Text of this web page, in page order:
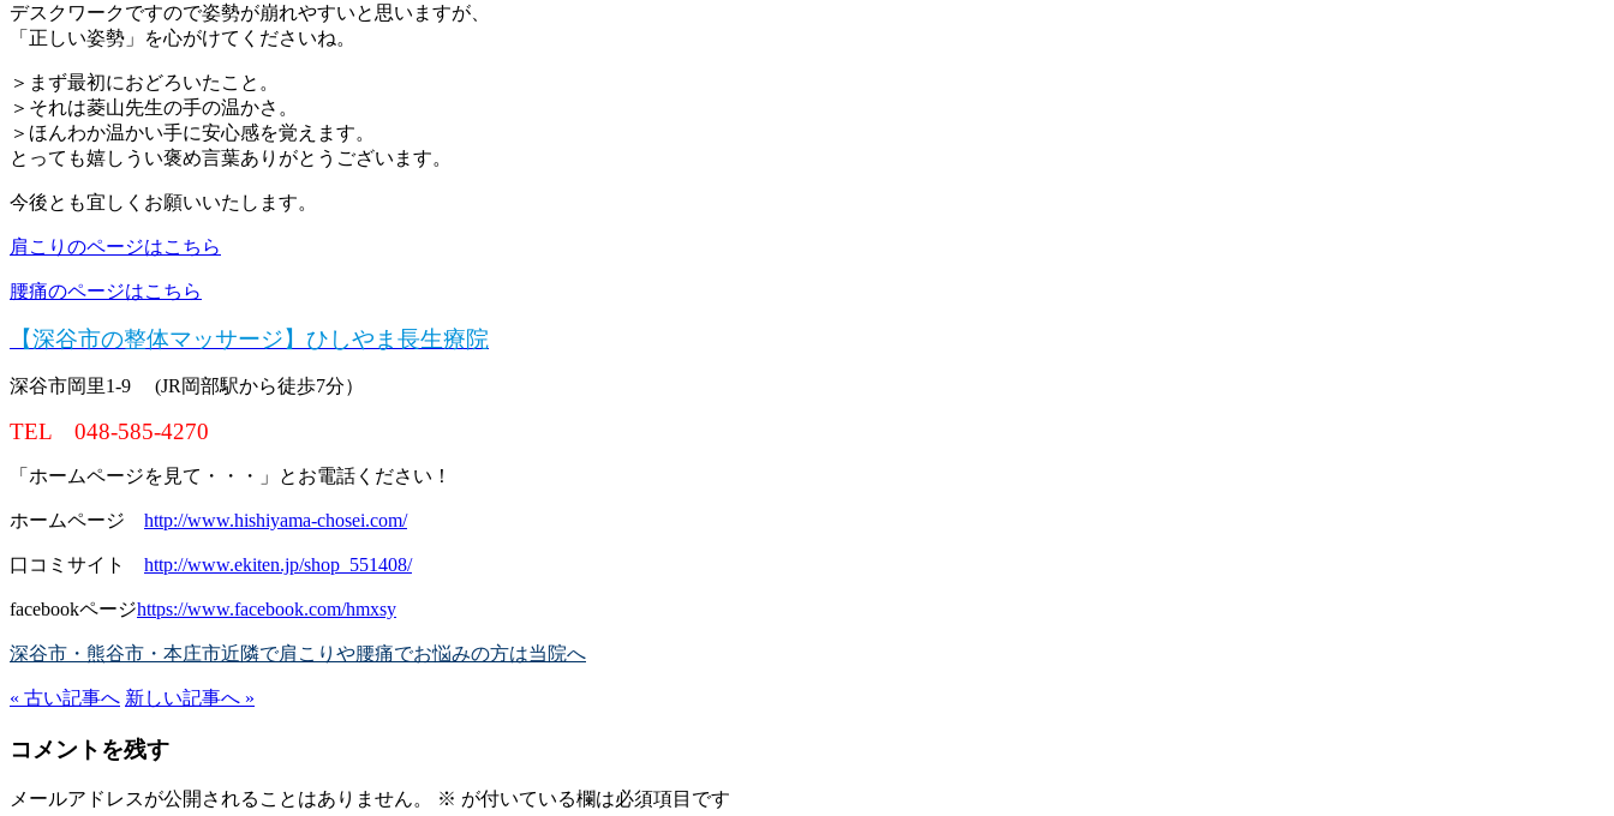
デスクワークですので姿勢が崩れやすいと思いますが、
「正しい姿勢」を心がけてくださいね。
＞まず最初におどろいたこと。
＞それは菱山先生の手の温かさ。
＞ほんわか温かい手に安心感を覚えます。
とっても嬉しうい褒め言葉ありがとうございます。
今後とも宜しくお願いいたします。
肩こりのページはこちら
腰痛のページはこちら
【深谷市の整体マッサージ】ひしやま長生療院
深谷市岡里1-9 (JR岡部駅から徒歩7分）
TEL 048-585-4270
「ホームページを見て・・・」とお電話ください！
ホームページ http://www.hishiyama-chosei.com/
口コミサイト http://www.ekiten.jp/shop_551408/
facebookページhttps://www.facebook.com/hmxsy
深谷市・熊谷市・本庄市近隣で肩こりや腰痛でお悩みの方は当院へ
« 古い記事へ 新しい記事へ »
コメントを残す
メールアドレスが公開されることはありません。 ※ が付いている欄は必須項目です